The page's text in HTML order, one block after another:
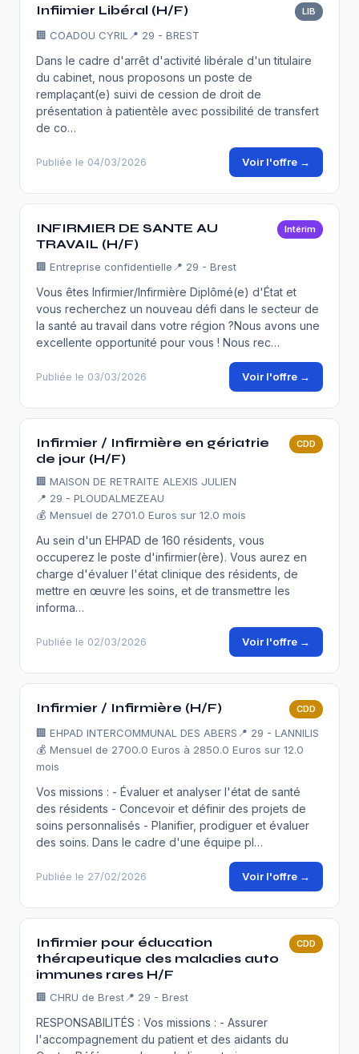
Infiimier Libéral (H/F) LIB
🏢 COADOU CYRIL 📍 29 - BREST
Dans le cadre d'arrêt d'activité libérale d'un titulaire
du cabinet, nous proposons un poste de
remplaçant(e) suivi de cession de droit de
présentation à patientèle avec possibilité de transfert
de co…
Publiée le 04/03/2026 Voir l'offre →
INFIRMIER DE SANTE AU
TRAVAIL (H/F)
Intérim
🏢 Entreprise confidentielle 📍 29 - Brest
Vous êtes Infirmier/Infirmière Diplômé(e) d'État et
vous recherchez un nouveau défi dans le secteur de
la santé au travail dans votre région ?Nous avons une
excellente opportunité pour vous ! Nous rec…
Publiée le 03/03/2026 Voir l'offre →
Infirmier / Infirmière en gériatrie
de jour (H/F)
CDD
🏢 MAISON DE RETRAITE ALEXIS JULIEN
📍 29 - PLOUDALMEZEAU
💰 Mensuel de 2701.0 Euros sur 12.0 mois
Au sein d'un EHPAD de 160 résidents, vous
occuperez le poste d'infirmier(ère). Vous aurez en
charge d'évaluer l'état clinique des résidents, de
mettre en œuvre les soins, et de transmettre les
informa…
Publiée le 02/03/2026 Voir l'offre →
Infirmier / Infirmière (H/F) CDD
🏢 EHPAD INTERCOMMUNAL DES ABERS 📍 29 - LANNILIS
💰 Mensuel de 2700.0 Euros à 2850.0 Euros sur 12.0
mois
Vos missions : - Évaluer et analyser l'état de santé
des résidents - Concevoir et définir des projets de
soins personnalisés - Planifier, prodiguer et évaluer
des soins. Dans le cadre d'une équipe pl…
Publiée le 27/02/2026 Voir l'offre →
Infirmier pour éducation
thérapeutique des maladies auto
immunes rares H/F
CDD
🏢 CHRU de Brest📍 29 - Brest
RESPONSABILITÉS : Vos missions : - Assurer
l'accompagnement du patient et des aidants du